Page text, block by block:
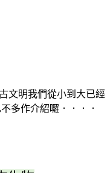
文明我們從小到大已經
多作介紹囉．．．．